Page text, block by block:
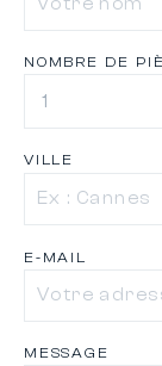
NOMBRE DE
VILLE
E-MAIL
MESSAGE